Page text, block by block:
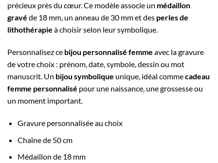
précieux près du cœur. Ce modèle associe un médaillon
gravé de 18 mm, un anneau de 30 mm et des perles de
lithothérapie à choisir selon leur symbolique.
Personnalisez ce bijou personnalisé femme avec la gravure
de votre choix : prénom, date, symbole, dessin ou mot
manuscrit. Un bijou symbolique unique, idéal commecadeau
femme personnalisé pour une naissance, une grossesse ou
un moment important.
Gravure personnalisée au choix
Chaîne de 50 cm
Médaillon de 18 mm